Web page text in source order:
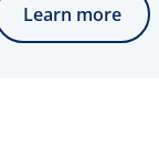
Learn more